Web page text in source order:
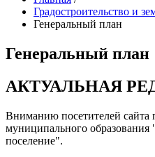
Градостроительство и
Генеральный план
Генеральный план
АКТУАЛЬНАЯ
Вниманию посетителей сайта
муниципального образования
поселение".